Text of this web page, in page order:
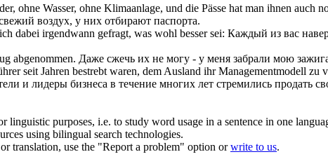
ohne Wasser, ohne Klimaanlage, und die Pässe hat man ihnen auch
воздух, у них отбирают паспорта.
dabei irgendwann gefragt, was wohl besser sei: Каждый из вас
abgenommen. Даже сжечь их не могу - у меня забрали мою
seit Jahren bestrebt waren, dem Ausland ihr Managementmodell
и лидеры бизнеса в течение многих лет стремились продать
purposes, i.e. to study word usage in a sentence in one
using bilingual search technologies.
translation, use the "Report a problem" option orwrite to us.